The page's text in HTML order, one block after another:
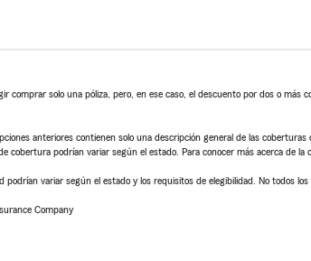
comprar solo una póliza, pero, en ese caso, el descuento por dos o
anteriores contienen solo una descripción general de las
cobertura podrían variar según el estado. Para conocer más acerca de
podrían variar según el estado y los requisitos de elegibilidad. No todos
Company